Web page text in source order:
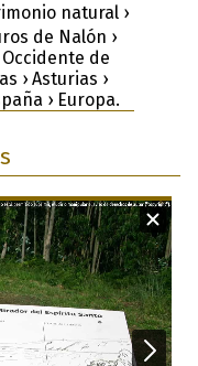
natural ›
de Nalón ›
de
› Asturias ›
› Europa.